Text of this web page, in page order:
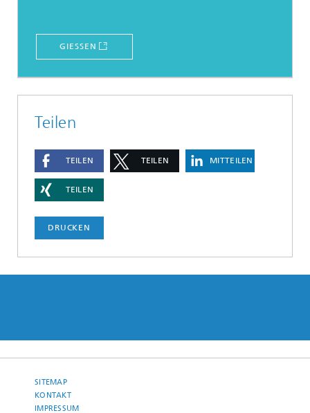
GIESSEN
Teilen
TEILEN TEILEN MITTEILEN
TEILEN
DRUCKEN
SITEMAP
KONTAKT
IMPRESSUM